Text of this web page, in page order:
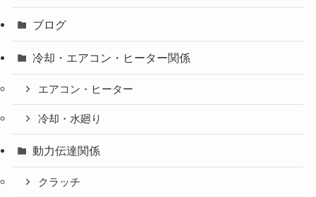
ブログ
冷却・エアコン・ヒーター関係
エアコン・ヒーター
冷却・水廻り
動力伝達関係
クラッチ